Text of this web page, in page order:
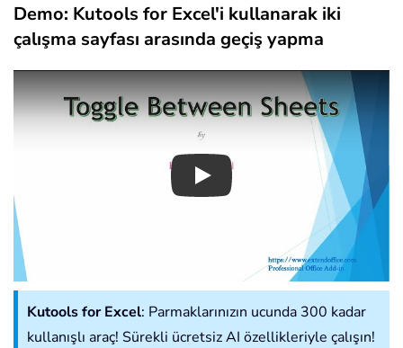
Demo: Kutools for Excel'i kullanarak iki
çalışma sayfası arasında geçiş yapma
Play
Kutools for Excel: Parmaklarınızın ucunda 300 kadar
kullanışlı araç! Sürekli ücretsiz AI özellikleriyle çalışın!